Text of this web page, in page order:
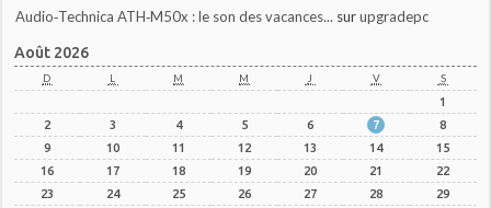
Audio‑Technica ATH‑M50x : le son des vacances... surupgradepc
Août 2026
D L M M J V S
1
2
3 4 5 6 7
8
9
10 11 12 13 14
15
16
17 18 19 20 21
22
23
24 25 26 27 28
29